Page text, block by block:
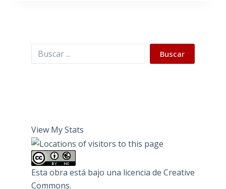
Buscar Buscar
View My Stats
Esta obra está bajo una licencia de Creative
Commons.